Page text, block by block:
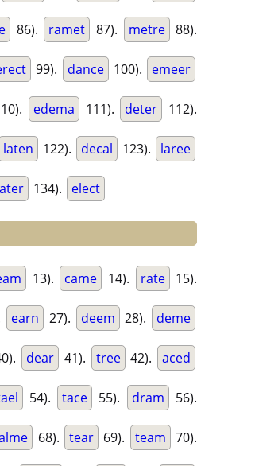
86). ramet 87). metre 88).
99). dance 100). emeer
edema 111). deter 112).
laten 122). decal 123). laree
134). elect
13). came 14). rate 15).
earn 27). deem 28). deme
dear 41). tree 42). aced
54). tace 55). dram 56).
68). tear 69). team 70).